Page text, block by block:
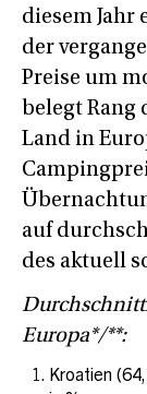
diesem Jahr
der
Preise um
belegt Rang
Land in
auf
des aktuell
Europa*/**:
Kroatien